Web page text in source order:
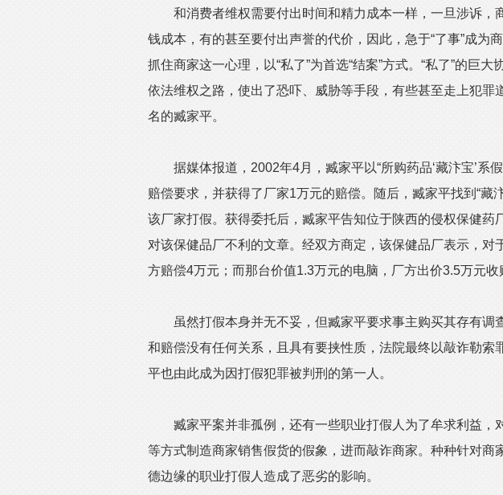
和消费者维权需要付出时间和精力成本一样，一旦涉诉，
钱成本，有的甚至要付出声誉的代价，因此，急于“了事”成为
抓住商家这一心理，以“私了”为首选“结案”方式。“私了”的巨
依法维权之路，使出了恐吓、威胁等手段，有些甚至走上犯罪
名的臧家平。
据媒体报道，2002年4月，臧家平以“所购药品‘藏汴宝’系
赔偿要求，并获得了厂家1万元的赔偿。随后，臧家平找到“藏
该厂家打假。获得委托后，臧家平告知位于陕西的侵权保健药
对该保健品厂不利的文章。经双方商定，该保健品厂表示，对
方赔偿4万元；而那台价值1.3万元的电脑，厂方出价3.5万元收
虽然打假本身并无不妥，但臧家平要求事主购买其存有调
和赔偿没有任何关系，且具有要挟性质，法院最终以敲诈勒索
平也由此成为因打假犯罪被判刑的第一人。
臧家平案并非孤例，还有一些职业打假人为了牟求利益，
等方式制造商家销售假货的假象，进而敲诈商家。种种针对商
德边缘的职业打假人造成了恶劣的影响。